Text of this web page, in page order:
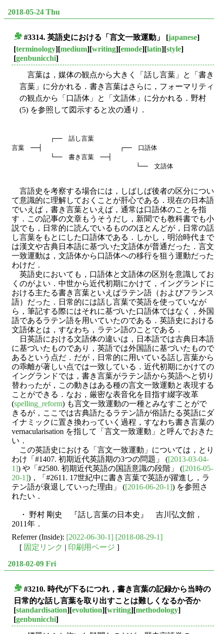
2018-05-24 Thu
#3314. 英語史における「言文一致運動」 [japanese]
[terminology][medium][writing][emode][latin][style]
[genbunicchi]
言葉は，媒体の観点から大きく「話し言葉」と「書き
言葉」に分かれる．書き言葉はさらに，フォーマリティ
の観点から「口語体」と「文語体」に分かれる．野村
(5) を参照して図示すると次の通り．
          ┌──　話し言葉
言葉　──┤                    ┌──　口語体
          └──　書き言葉　──┤
言語史を考察する場合には，しばしば後者の区分につい
て意識的に理解しておくことが肝心である．現在の日本語
でいえば，書き言葉といえば，通常は口語体のことを指
す．この記事の文章もうそうだし，新聞でも教科書でも小
説でも，日常的に読んでいるもののほとんどが，日常の話
し言葉をもとにした口語体である．しかし，明治時代まで
は漢文や古典日本語に基づいた文語体が普通だった．言文
一致運動は，文語体から口語体への移行を狙う運動だった
わけだ．
英語史においても，口語体と文語体の区別を意識してお
くのがよい．中世から近代初期にかけて，イングランドに
おける主たる書き言葉といえばラテン語（およびフランス
語）だった．日常的には話し言葉で英語を使っていなが
ら，筆記する際にはそれに基づいた口語体ではなく，外国
語であるラテン語を用いていたのである．英語史における
文語体とは，すなわち，ラテン語のことである．
日英語における文語体の違いは，日本語では古典日本語
に基づいたものであり，英語では外国語に基づいたもので
あるという点だ．だが，日常的に用いている話し言葉から
の乖離が著しい点では一致している．近代初期にかけての
イングランドでは，書き言葉がラテン語から英語へと切り
替わったが，この動きはある種の言文一致運動と表現する
ことができる．なお，厳密な表音化を目指す綴字改革
(spelling_reform) も言文一致運動の一種とみなすことがで
きるが，ここでは古典語たるラテン語が俗語たる英語にダ
イナミックに置き換わっていく過程，すなわち書き言葉の
vernacularisation を指して「言文一致運動」と呼んでおきた
い．
この英語史における「言文一致運動」については，とり
わけ「#1407. 初期近代英語期の3つの問題」 ([2013-03-04-
1]) や「#2580. 初期近代英語の国語意識の段階」 ([2016-05-
20-1])，「#2611. 17世紀中に書き言葉で英語が躍進し，ラ
テン語が衰退していった理由」 ([2016-06-20-1]) を参照さ
れたい．
・ 野村 剛史 『話し言葉の日本史』 吉川弘文館，
2011年．
Referrer (Inside): [2022-06-30-1] [2018-08-29-1]
[ 固定リンク | 印刷用ページ ]
2018-02-09 Fri
#3210. 時代が下るにつれ，書き言葉の記録から当時の
日常的な話し言葉を取り出すことは難しくなるか否か
[standardisation][evolution][writing][methodology]
[genbunicchi]